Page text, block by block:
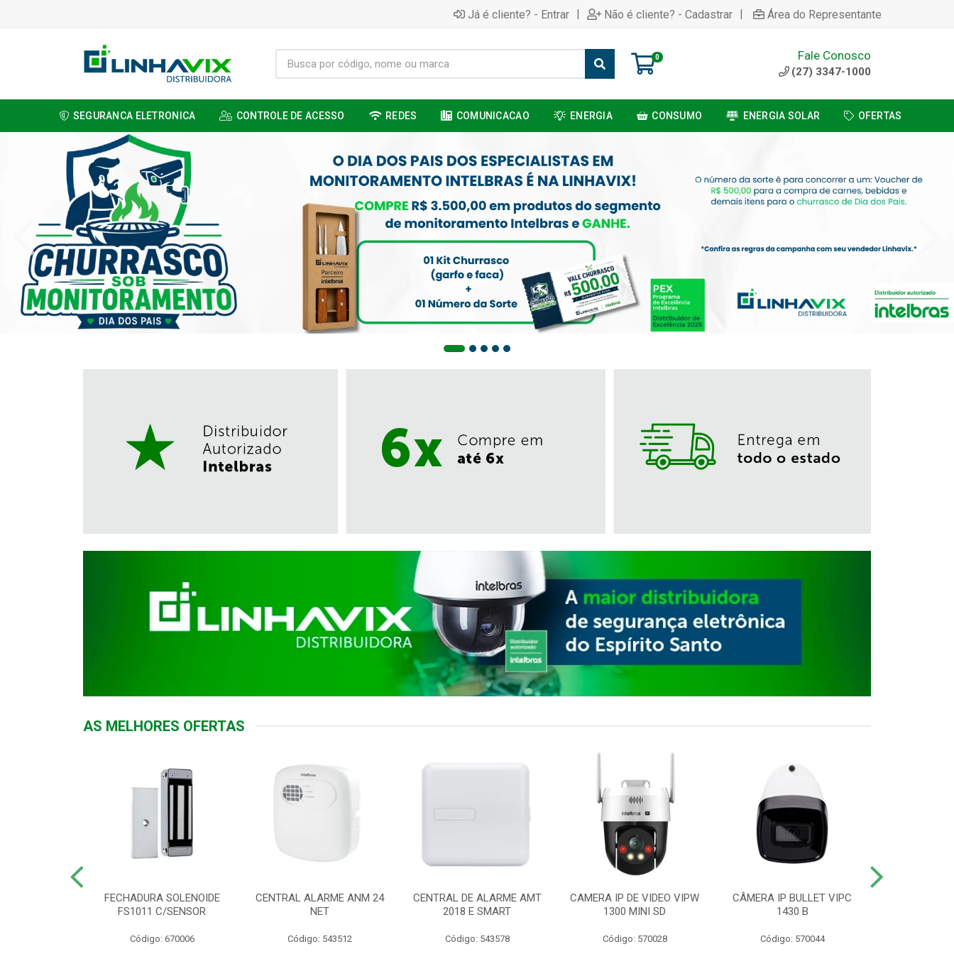
Já é cliente? - Entrar | Não é cliente? - Cadastrar | Área do Representante
0 Fale Conosco
(27) 3347-1000
SEGURANCA ELETRONICA CONTROLE DE ACESSO REDES COMUNICACAO ENERGIA CONSUMO ENERGIA SOLAR OFERTAS
AS MELHORES OFERTAS
FECHADURA SOLENOIDE
FS1011 C/SENSOR
Código: 670006
CENTRAL ALARME ANM 24
NET
Código: 543512
CENTRAL DE ALARME AMT
2018 E SMART
Código: 543578
CAMERA IP DE VIDEO VIPW
1300 MINI SD
Código: 570028
CÂMERA IP BULLET VIPC
1430 B
Código: 570044